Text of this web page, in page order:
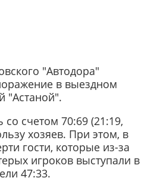
"Автодора"
в выездном
"Астаной".
счетом 70:69 (21:19,
хозяев. При этом, в
гости, которые из-за
игроков выступали в
47:33.